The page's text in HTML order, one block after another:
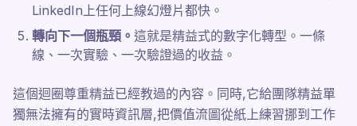
LinkedIn上任何上線幻燈片都快。
轉向下一個瓶頸。 這就是精益式的數字化轉型。一條
線、一次實驗、一次驗證過的收益。
這個迴圈尊重精益已經教過的內容。同時,它給團隊精益單
獨無法擁有的實時資訊層,把價值流圖從紙上練習挪到工作